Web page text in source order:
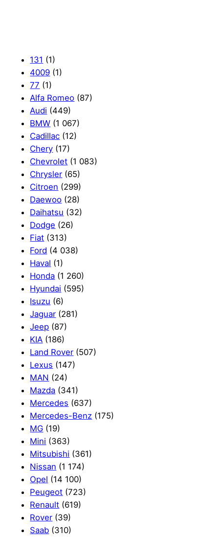
131 (1)
4009 (1)
77 (1)
Alfa Romeo (87)
Audi (449)
BMW (1 067)
Cadillac (12)
Chery (17)
Chevrolet (1 083)
Chrysler (65)
Citroen (299)
Daewoo (28)
Daihatsu (32)
Dodge (26)
Fiat (313)
Ford (4 038)
Haval (1)
Honda (1 260)
Hyundai (595)
Isuzu (6)
Jaguar (281)
Jeep (87)
KIA (186)
Land Rover (507)
Lexus (147)
MAN (24)
Mazda (341)
Mercedes (637)
Mercedes-Benz (175)
MG (19)
Mini (363)
Mitsubishi (361)
Nissan (1 174)
Opel (14 100)
Peugeot (723)
Renault (619)
Rover (39)
Saab (310)